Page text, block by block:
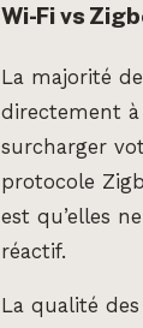
Wi-Fi vs
La majorité
directement
surcharger
protocole
est qu’elles
réactif.
La qualité